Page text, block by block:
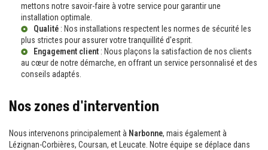
mettons notre savoir-faire à votre service pour garantir une
installation optimale.
Qualité : Nos installations respectent les normes de sécurité les
plus strictes pour assurer votre tranquillité d'esprit.
Engagement client : Nous plaçons la satisfaction de nos clients
au cœur de notre démarche, en offrant un service personnalisé et des
conseils adaptés.
Nos zones d'intervention
Nous intervenons principalement à Narbonne, mais également à
Lézignan-Corbières, Coursan, et Leucate. Notre équipe se déplace dans